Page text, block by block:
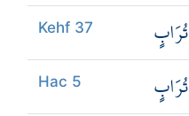
Kehf 37 تُرَابٍ
Hac 5 تُرَابٍ